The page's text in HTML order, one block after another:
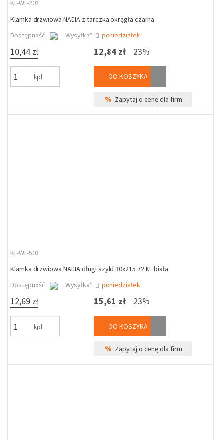
KL-WL-202
Klamka drzwiowa NADIA z tarczką okrągłą czarna
Dostępność
Wysyłka*: poniedziałek
10,44 zł
kpl
12,84 zł 23%
DO KOSZYKA
% Zapytaj o cenę dla firm
KL-WL-503
Klamka drzwiowa NADIA długi szyld 30x215 72 KL biała
Dostępność
Wysyłka*: poniedziałek
12,69 zł
kpl
15,61 zł 23%
DO KOSZYKA
% Zapytaj o cenę dla firm